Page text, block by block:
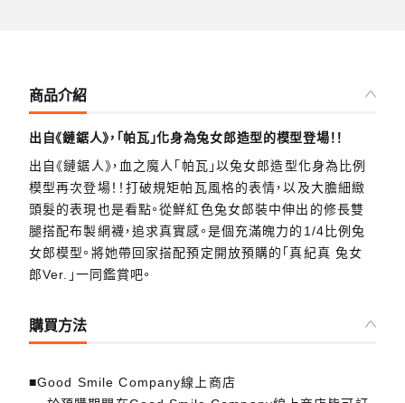
商品介紹
出自《鏈鋸人》，「帕瓦」化身為兔女郎造型的模型登場！！
出自《鏈鋸人》，血之魔人「帕瓦」以兔女郎造型化身為比例
模型再次登場！！打破規矩帕瓦風格的表情，以及大膽細緻
頭髮的表現也是看點。從鮮紅色兔女郎裝中伸出的修長雙
腿搭配布製網襪，追求真實感。是個充滿魄力的1/4比例兔
女郎模型。將她帶回家搭配預定開放預購的「真紀真 兔女
郎Ver.」一同鑑賞吧。
購買方法
■Good Smile Company線上商店